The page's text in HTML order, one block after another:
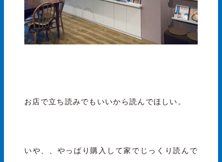
お店で立ち読みでもいいから読んでほしい。
いや、、やっぱり購入して家でじっくり読んで